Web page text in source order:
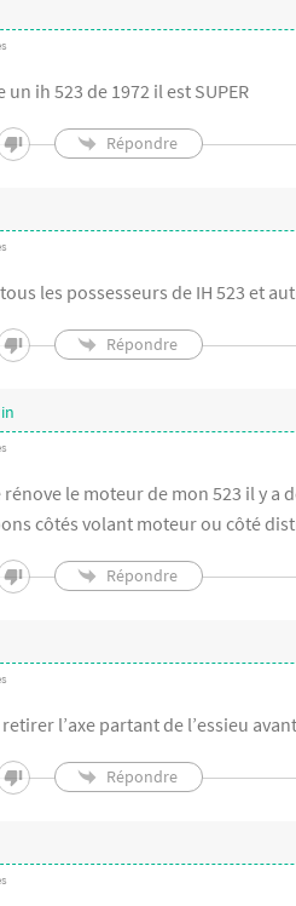
un ih 523 de 1972 il est SUPER
Répondre
les possesseurs de IH 523 et
Répondre
le moteur de mon 523 il y a
côtés volant moteur ou côté
Répondre
l’axe partant de l’essieu
Répondre